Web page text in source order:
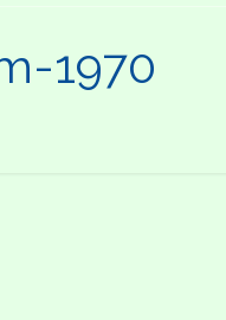
1970